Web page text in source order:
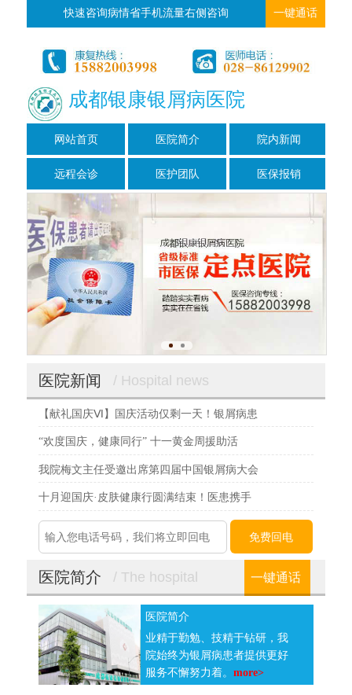
快速咨询病情省手机流量右侧咨询 一键通话
成都银康银屑病医院
网站首页 医院简介 院内新闻
远程会诊 医护团队 医保报销
医院新闻 / Hospital news
【献礼国庆Ⅵ】国庆活动仅剩一天！银屑病患
“欢度国庆，健康同行” 十一黄金周援助活
我院梅文主任受邀出席第四届中国银屑病大会
十月迎国庆·皮肤健康行圆满结束！医患携手
医院简介 / The hospital 一键通话
医院简介
业精于勤勉、技精于钻研，我
院始终为银屑病患者提供更好
服务不懈努力着。more>